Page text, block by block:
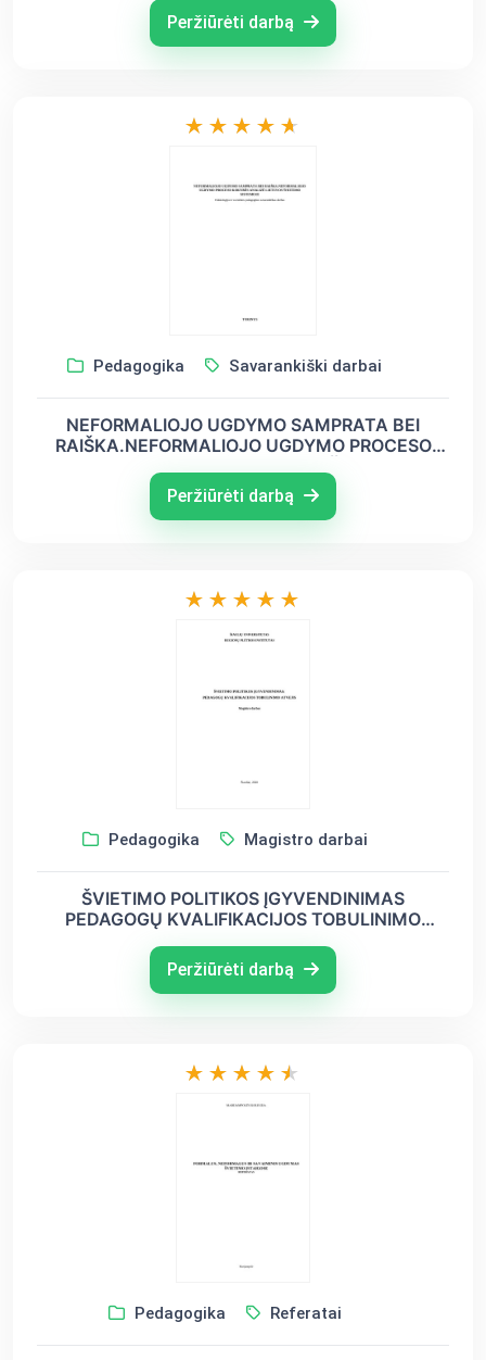
Peržiūrėti darbą
Pedagogika Savarankiški darbai
NEFORMALIOJO UGDYMO SAMPRATA BEI
RAIŠKA.NEFORMALIOJO UGDYMO PROCESO
SISTEMOJE
Peržiūrėti darbą
Pedagogika Magistro darbai
ŠVIETIMO POLITIKOS ĮGYVENDINIMAS
PEDAGOGŲ KVALIFIKACIJOS TOBULINIMO
Peržiūrėti darbą
Pedagogika Referatai